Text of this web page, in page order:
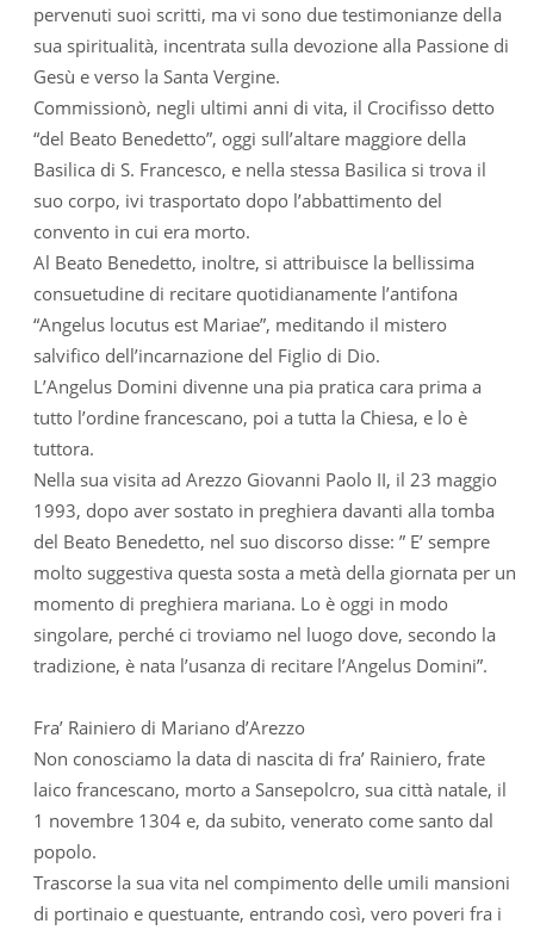
pervenuti suoi scritti, ma vi sono due testimonianze della
sua spiritualità, incentrata sulla devozione alla Passione di
Gesù e verso la Santa Vergine.
Commissionò, negli ultimi anni di vita, il Crocifisso detto
“del Beato Benedetto”, oggi sull’altare maggiore della
Basilica di S. Francesco, e nella stessa Basilica si trova il
suo corpo, ivi trasportato dopo l’abbattimento del
convento in cui era morto.
Al Beato Benedetto, inoltre, si attribuisce la bellissima
consuetudine di recitare quotidianamente l’antifona
“Angelus locutus est Mariae”, meditando il mistero
salvifico dell’incarnazione del Figlio di Dio.
L’Angelus Domini divenne una pia pratica cara prima a
tutto l’ordine francescano, poi a tutta la Chiesa, e lo è
tuttora.
Nella sua visita ad Arezzo Giovanni Paolo II, il 23 maggio
1993, dopo aver sostato in preghiera davanti alla tomba
del Beato Benedetto, nel suo discorso disse: ” E’ sempre
molto suggestiva questa sosta a metà della giornata per un
momento di preghiera mariana. Lo è oggi in modo
singolare, perché ci troviamo nel luogo dove, secondo la
tradizione, è nata l’usanza di recitare l’Angelus Domini”.
Fra’ Rainiero di Mariano d’Arezzo
Non conosciamo la data di nascita di fra’ Rainiero, frate
laico francescano, morto a Sansepolcro, sua città natale, il
1 novembre 1304 e, da subito, venerato come santo dal
popolo.
Trascorse la sua vita nel compimento delle umili mansioni
di portinaio e questuante, entrando così, vero poveri fra i